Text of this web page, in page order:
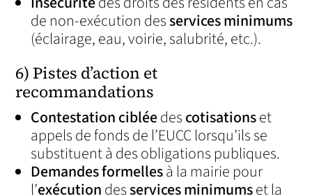
de non‑exécution desservices minimums
(éclairage, eau, voirie, salubrité, etc.).
6) Pistes d’action et
recommandations
Contestation cibléedescotisationset
appels de fonds de l’EUCC lorsqu’ils se
substituent à des obligations publiques.
Demandes formellesà la mairie pour
l’exécutiondesservices minimumset la